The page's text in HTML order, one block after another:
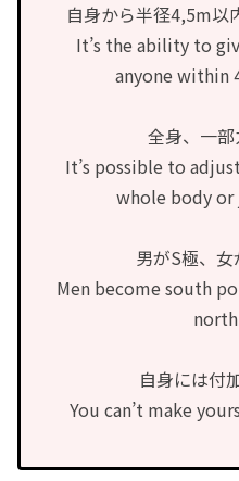
自身から半径4,5m以
It’s the ability to
anyone within
全身、一部
It’s possible to
whole body or
男がS極、女
Men become south
自身には付
You can’t make